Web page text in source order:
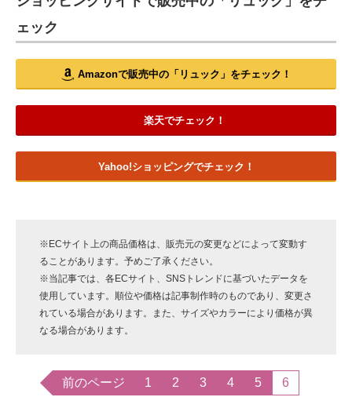
ェック
Amazonで販売中の「リュック」をチェック！
楽天でチェック！
Yahoo!ショッピングでチェック！
※ECサイト上の商品価格は、販売元の変更などによって変動す
ることがあります。予めご了承ください。
※当記事では、各ECサイト、SNSトレンドに基づいたデータを
使用しています。順位や価格は記事制作時のものであり、変更さ
れている場合があります。また、サイズやカラーにより価格が異
なる場合があります。
前のページ 1 2 3 4 5 6